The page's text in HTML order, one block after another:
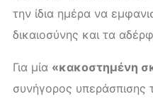
την ίδια ημέρα να
δικαιοσύνης και τα
Για μία «κακοστημένη
συνήγορος